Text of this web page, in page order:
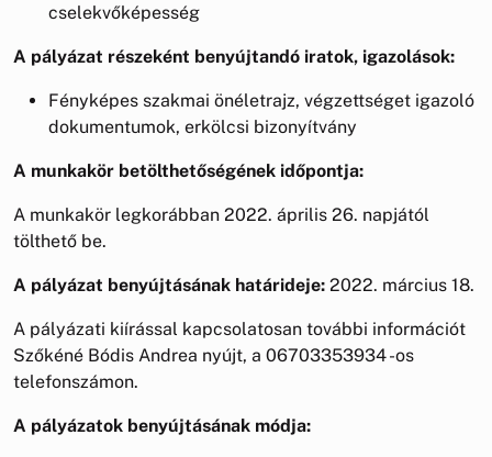
cselekvőképesség
A pályázat részeként benyújtandó iratok, igazolások:
Fényképes szakmai önéletrajz, végzettséget igazoló
dokumentumok, erkölcsi bizonyítvány
A munkakör betölthetőségének időpontja:
A munkakör legkorábban 2022. április 26. napjától
tölthető be.
A pályázat benyújtásának határideje: 2022. március 18.
A pályázati kiírással kapcsolatosan további információt
Szőkéné Bódis Andrea nyújt, a 06703353934 -os
telefonszámon.
A pályázatok benyújtásának módja: